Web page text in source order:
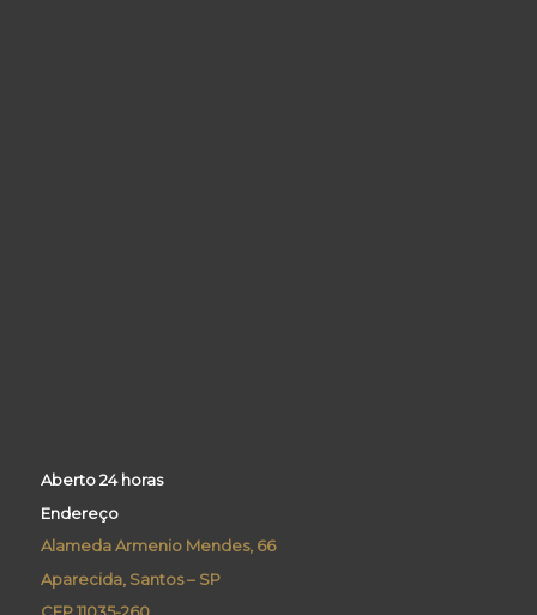
Aberto 24 horas
Endereço
Alameda Armenio Mendes, 66
Aparecida, Santos – SP